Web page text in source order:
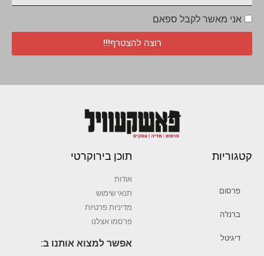
אני מאשר לקבל ספאם
רוצה להצטרף!!!
קטגוריות
פרסום
ברנז’ה
דיגיטל
תוכן בירוקרטי
אודות
תנאי שימוש
מדיניות פרטיות
פרסמו אצלנו
אפשר למצוא אותנו ב: